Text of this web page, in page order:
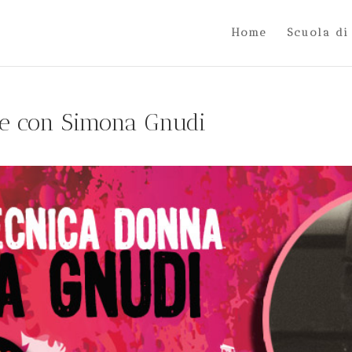
Home Scuola di
con Simona Gnudi